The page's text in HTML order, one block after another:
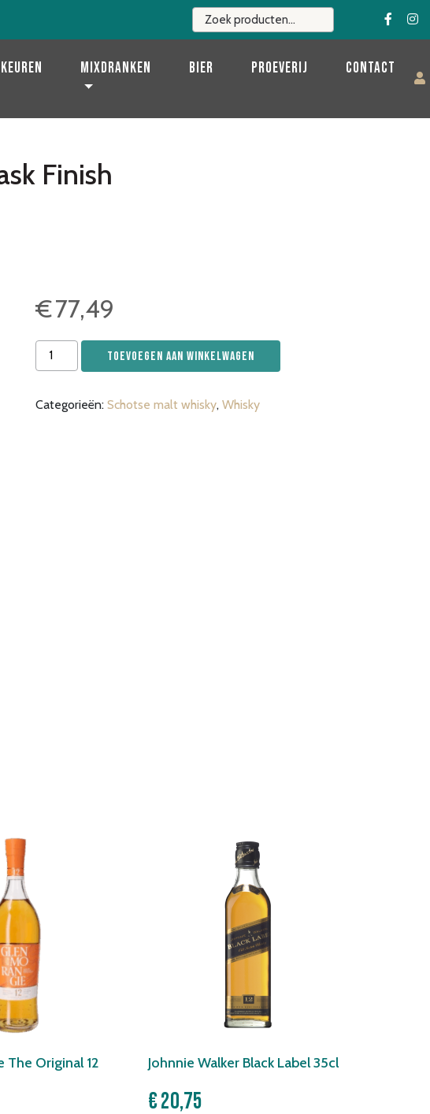
Mixdranken Bier Proeverij Contact
Finish
€77,49
Bad
Na
Achlaise
Toevoegen aan winkelwagen
Categorieën: Schotse malt whisky, Whisky
The Original 12
Johnnie Walker Black Label 35cl
€20,75